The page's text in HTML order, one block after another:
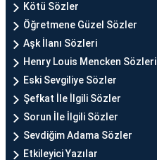
Kötü Sözler
Öğretmene Güzel Sözler
Aşk İlanı Sözleri
Henry Louis Mencken Sözleri
Eski Sevgiliye Sözler
Şefkat İle İlgili Sözler
Sorun İle İlgili Sözler
Sevdiğim Adama Sözler
Etkileyici Yazılar